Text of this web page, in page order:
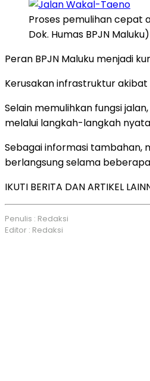
Proses pemulihan cepat
Dok. Humas BPJN Maluku)
Peran BPJN Maluku menjadi
Kerusakan infrastruktur
Selain memulihkan fungsi
melalui langkah-langkah
Sebagai informasi tambahan,
berlangsung selama
IKUTI BERITA DAN ARTIKEL
Penulis : Redaksi
Editor : Redaksi